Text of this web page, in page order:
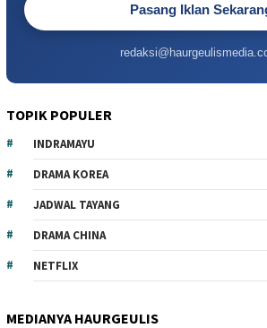
Pasang Iklan
TOPIK POPULER
INDRAMAYU
DRAMA KOREA
JADWAL TAYANG
DRAMA CHINA
NETFLIX
MEDIANYA HAURGEULIS